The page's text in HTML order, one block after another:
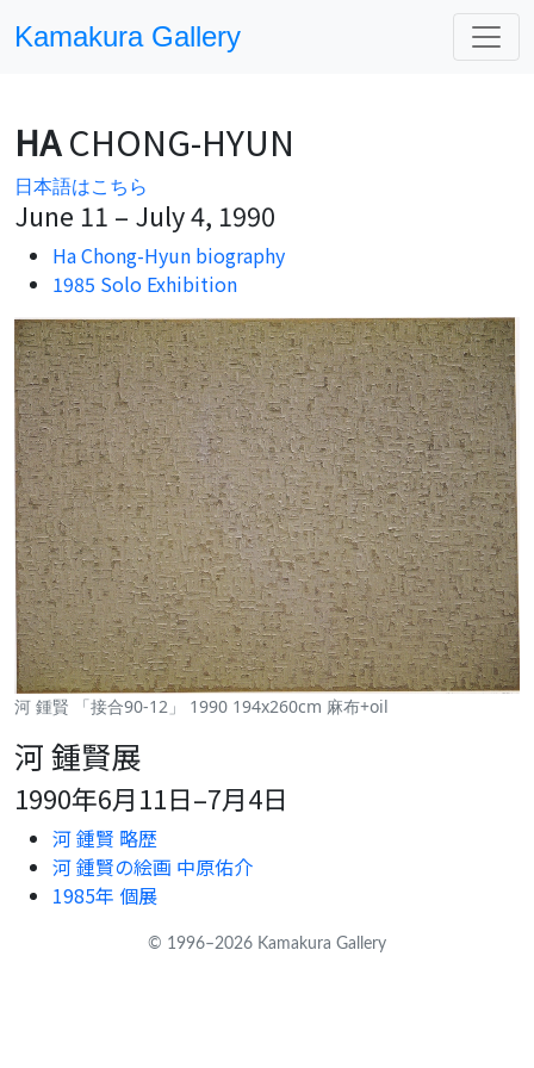
Kamakura Gallery
HACHONG-HYUN
日本語はこちら
June 11 – July 4, 1990
Ha Chong-Hyun biography
1985 Solo Exhibition
河 鍾賢 「接合90-12」 1990 194x260cm 麻布+oil
河 鍾賢展
1990年6月11日–7月4日
河 鍾賢 略歴
河 鍾賢の絵画 中原佑介
1985年 個展
© 1996–2026 Kamakura Gallery